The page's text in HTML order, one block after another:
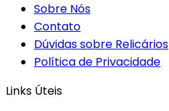
Sobre Nós
Contato
Dúvidas sobre Relicários
Política de Privacidade
Links Úteis